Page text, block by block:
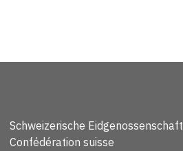
Schweizerische Eidgenossenschaft
Confédération suisse